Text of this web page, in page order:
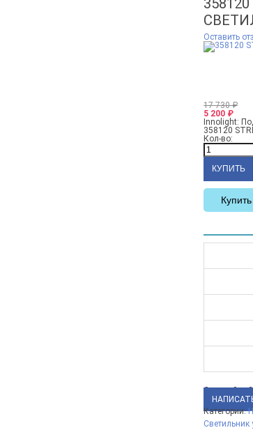
Оставить
17 730₽
5 200 ₽
Innolight:
358120
Кол-во:
Средний
Категории: